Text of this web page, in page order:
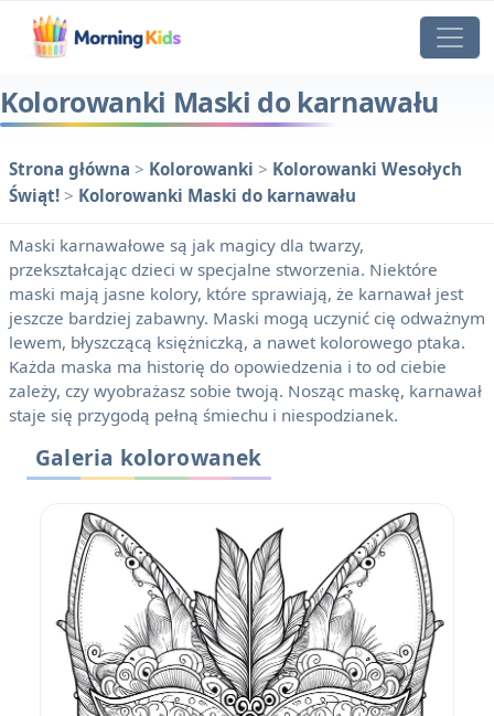
Kolorowanki Maski do karnawału
Strona główna > Kolorowanki > Kolorowanki Wesołych
Świąt! > Kolorowanki Maski do karnawału
Maski karnawałowe są jak magicy dla twarzy,
przekształcając dzieci w specjalne stworzenia. Niektóre
maski mają jasne kolory, które sprawiają, że karnawał jest
jeszcze bardziej zabawny. Maski mogą uczynić cię odważnym
lewem, błyszczącą księżniczką, a nawet kolorowego ptaka.
Każda maska ​​ma historię do opowiedzenia i to od ciebie
zależy, czy wyobrażasz sobie twoją. Nosząc maskę, karnawał
staje się przygodą pełną śmiechu i niespodzianek.
Galeria kolorowanek